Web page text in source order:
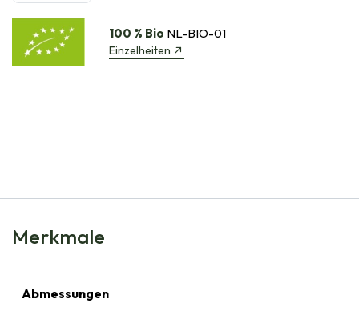
100 % Bio NL-BIO-01
Einzelheiten
Merkmale
Abmessungen